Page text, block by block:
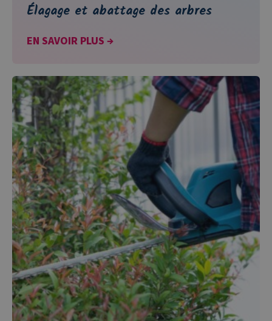
Élagage et abattage des arbres
EN SAVOIR PLUS →